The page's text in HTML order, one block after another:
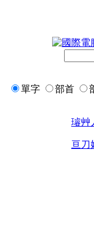
單字 部首
璿艸
亘刀